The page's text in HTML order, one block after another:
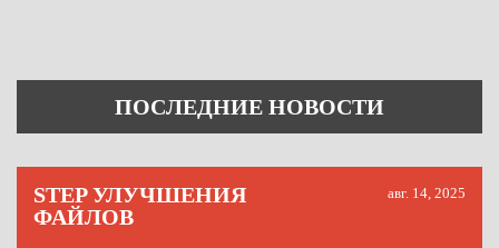
ПОСЛЕДНИЕ НОВОСТИ
STEP УЛУЧШЕНИЯ
ФАЙЛОВ
авг. 14, 2025